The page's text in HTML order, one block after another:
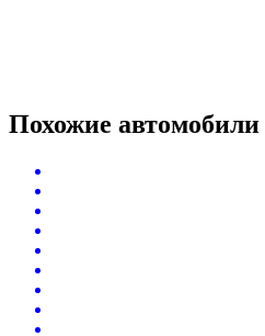
Похожие автомобили